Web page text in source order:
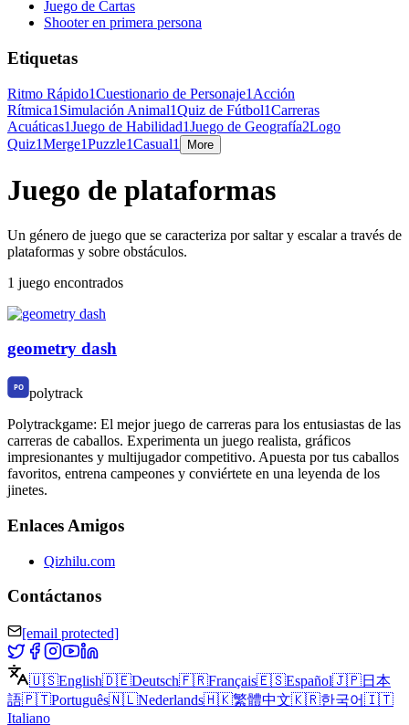
Juego de Cartas
Shooter en primera persona
Etiquetas
Ritmo Rápido1Cuestionario de Personaje1 Acción
Rítmica1 Simulación Animal1Quiz de Fútbol1Carreras
Acuáticas1Juego de Habilidad1Juego de Geografía2Logo
Quiz1Merge1Puzzle1Casual1 More
Juego de plataformas
Un género de juego que se caracteriza por saltar y escalar a través de
plataformas y sobre obstáculos.
1 juego encontrados
geometry dash
polytrack
Polytrackgame: El mejor juego de carreras para los entusiastas de las
carreras de caballos. Experimenta un juego realista, gráficos
impresionantes y multijugador competitivo. Apuesta por tus caballos
favoritos, entrena campeones y conviértete en una leyenda de los
jinetes.
Enlaces Amigos
Qizhilu.com
Contáctanos
[email protected]
🇺🇸English🇩🇪Deutsch🇫🇷Français🇪🇸Español🇯🇵日本
語🇵🇹Português🇳🇱Nederlands🇭🇰繁體中文🇰🇷한국어🇮🇹
Italiano